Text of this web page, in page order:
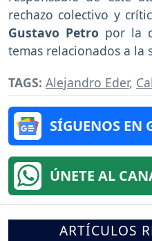
rechazo colectivo y
Gustavo Petro por la
temas relacionados a la
TAGS: Alejandro Eder,
SÍGUENOS EN
ÚNETE AL
ARTÍCULOS